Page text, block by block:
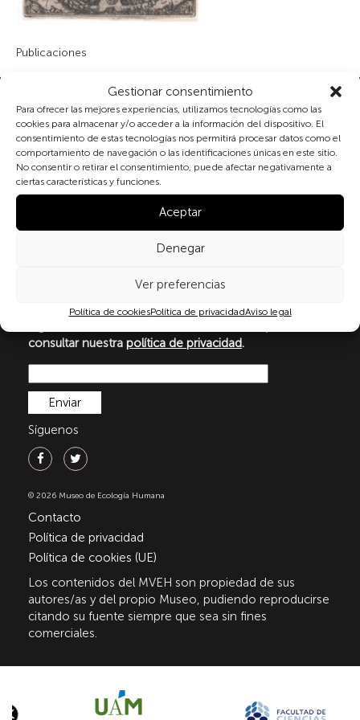
Gestionar consentimiento
Para ofrecer las mejores experiencias, utilizamos tecnologías como las
cookies para almacenar y/o acceder a la información del dispositivo. El
consentimiento de estas tecnologías nos permitirá procesar datos como el
comportamiento de navegación o las identificaciones únicas en este sitio.
No consentir o retirar el consentimiento, puede afectar negativamente a
ciertas características y funciones.
Aceptar
Denegar
Ver preferencias
Política de cookiesPolítica de privacidadAviso legal
Publicaciones
Suscribete a nuestra newsletter
Al marcar la casilla y enviar este formulario, usted
consiente expresamente el tratamiento de sus datos
personales conforme a la normativa vigente en
particular, de acuerdo con lo dispuesto en el
Reglamento (UE) 2016/679 del Parlamento Europeo y
Orgánica 3/2018, de 5 de diciembre, de Protección de
Datos Personales y garantía de los derechos
consultar nuestra política de privacidad.
Síguenos
© 2026 Museo de Ecología Humana
Contacto
Política de privacidad
Política de cookies (UE)
Los contenidos del MVEH son propiedad de sus
autores/as y del propio Museo, pudiendo reproducirse
citando su fuente siempre que sea sin fines
comerciales.